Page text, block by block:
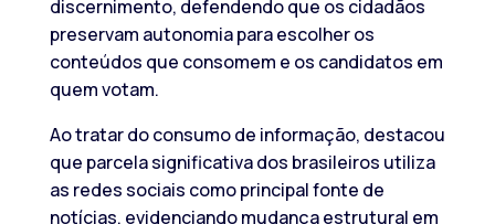
discernimento, defendendo que os cidadãos
preservam autonomia para escolher os
conteúdos que consomem e os candidatos em
quem votam.
Ao tratar do consumo de informação, destacou
que parcela significativa dos brasileiros utiliza
as redes sociais como principal fonte de
notícias, evidenciando mudança estrutural em